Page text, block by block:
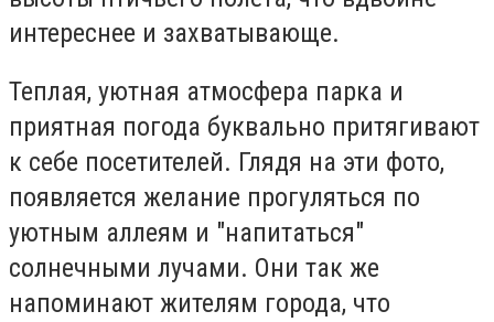
интереснее и захватывающе.
Теплая, уютная атмосфера парка и
приятная погода буквально притягивают
к себе посетителей. Глядя на эти фото,
появляется желание прогуляться по
уютным аллеям и "напитаться"
солнечными лучами. Они так же
напоминают жителям города, что